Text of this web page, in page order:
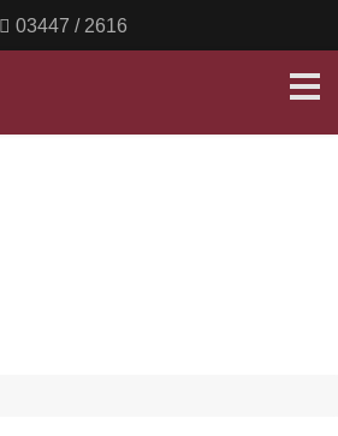
03447 / 2616